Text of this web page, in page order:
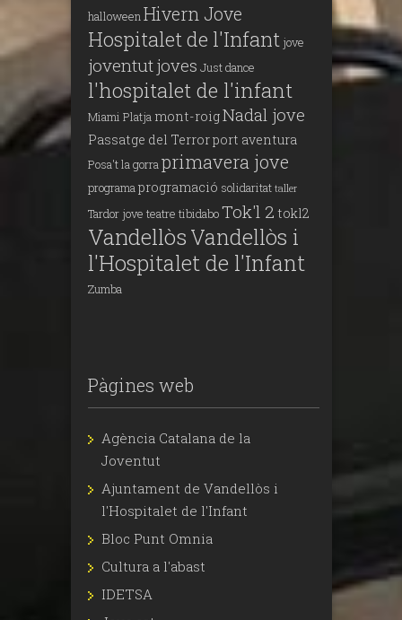
halloween Hivern Jove
Hospitalet de l'Infant jove
joventutjoves Just dance
l'hospitalet de l'infant
Miami Platja mont-roigNadal jove
Passatge del Terrorport aventura
Posa't la gorra primavera jove
programa programació solidaritat taller
Tardor jove teatre tibidaboTok'l 2 tokl2
VandellòsVandellòs i
l'Hospitalet de l'Infant
Zumba
Pàgines web
Agència Catalana de la
Joventut
Ajuntament de Vandellòs i
l'Hospitalet de l'Infant
Bloc Punt Omnia
Cultura a l'abast
IDETSA